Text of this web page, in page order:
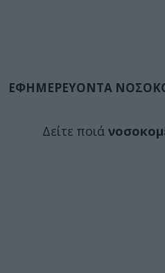
ΕΦΗΜΕΡΕΥΟΝΤΑ
Δείτε ποιά